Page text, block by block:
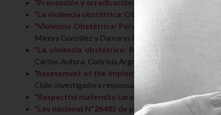
“Prevención y erradicación de la falta de respeto
“La violencia obstétrica: Otra forma de violación a
“Violencia Obstétrica: Percepción de las usuarias”,
Mireya González y Damarys Ramos.
“La violencia obstétrica: Propuesta conceptual
Caribe. Autora: Gabriela Arguedas. 2014
“Assessment of the implementation of the model
Chile. Investigadora responsable: Lorena Binfa. 2013.
“Respectful maternity care: The universal rights of
“Ley nacional Nº26485 de protección integral de las